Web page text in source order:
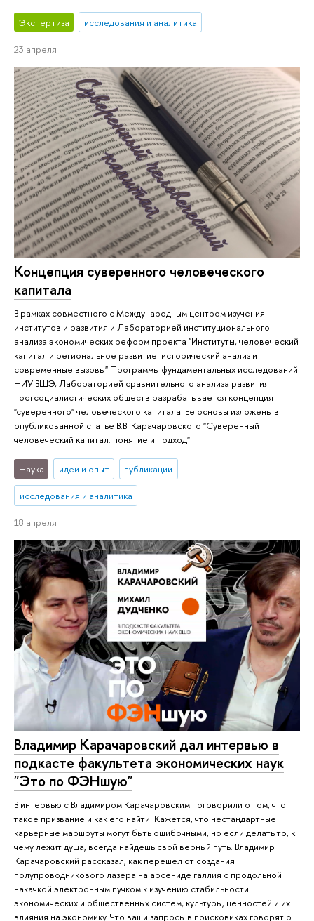
Экспертиза исследования и аналитика
23 апреля
Концепция суверенного человеческого
капитала
В рамках совместного с Международным центром изучения
институтов и развития и Лабораторией институционального
анализа экономических реформ проекта "Институты, человеческий
капитал и региональное развитие: исторический анализ и
современные вызовы" Программы фундаментальных исследований
НИУ ВШЭ, Лабораторией сравнительного анализа развития
постсоциалистических обществ разрабатывается концепция
"суверенного" человеческого капитала. Ее основы изложены в
опубликованной статье В.В. Карачаровского "Суверенный
человеческий капитал: понятие и подход".
Наука идеи и опыт публикации
исследования и аналитика
18 апреля
Владимир Карачаровский дал интервью в
подкасте факультета экономических наук
"Это по ФЭНшую"
В интервью с Владимиром Карачаровским поговорили о том, что
такое призвание и как его найти. Кажется, что нестандартные
карьерные маршруты могут быть ошибочными, но если делать то, к
чему лежит душа, всегда найдешь свой верный путь. Владимир
Карачаровский рассказал, как перешел от создания
полупроводникового лазера на арсениде галлия с продольной
накачкой электронным пучком к изучению стабильности
экономических и общественных систем, культуры, ценностей и их
влияния на экономику. Что ваши запросы в поисковиках говорят о